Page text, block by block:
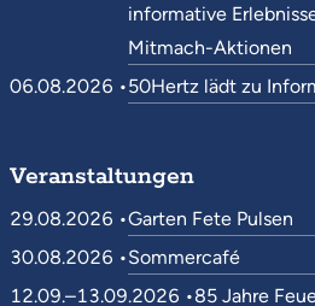
informative
Mitmach-Aktionen
06.08.2026 •50Hertz lädt zu
Veranstaltungen
29.08.2026 •Garten Fete Pulsen
30.08.2026 •Sommercafé
12.09.–13.09.2026 •85 Jahre